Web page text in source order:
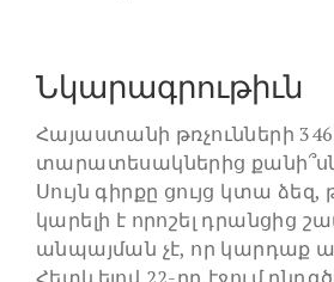
Նկարագրութիւն
Հայաստանի թռչունների 346
տարատեսակներից
Սույն գիրքը ցույց կտա ձեզ,
կարելի է որոշել դրանցից
անպայման չէ, որ կարդաք